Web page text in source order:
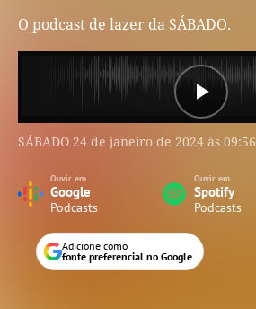
O podcast de lazer da SÁBADO.
Play
SÁBADO 24 de janeiro de 2024 às 09:56
Ouvir em
Google
Podcasts
Ouvir em
Spotify
Podcasts
Adicione como
fonte preferencial no Google